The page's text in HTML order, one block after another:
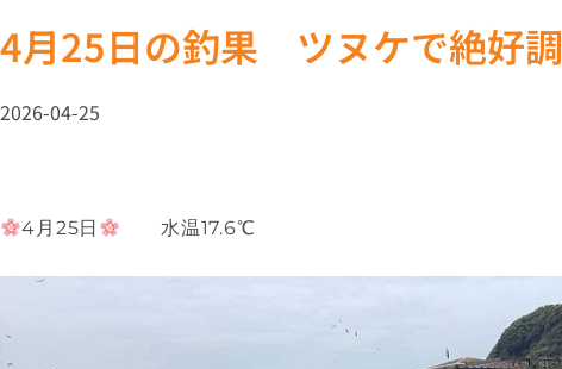
4月25日の釣果 ツヌケで絶好調
2026-04-25
4月25日 水温17.6℃